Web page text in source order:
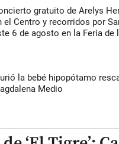
gratuito de Arelys
el Centro y recorridos por
6 de agosto en la Feria de
la bebé hipopótamo
Medio